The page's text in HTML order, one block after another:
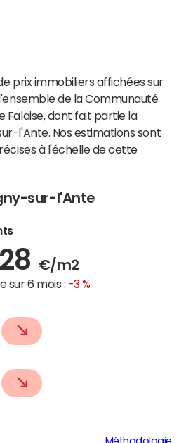
prix immobiliers affichées sur
de la Communauté
Falaise, dont fait partie la
l'Ante. Nos estimations sont
à l'échelle de cette
sur-l'Ante
€/m2
sur 6 mois : -3 %